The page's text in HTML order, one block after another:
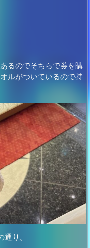
るのでそちらで券を購
ルがついているので持
り。